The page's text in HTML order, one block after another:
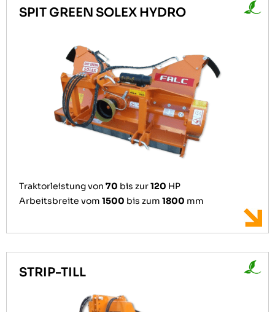
SPIT GREEN SOLEX HYDRO
Traktorleistung von 70 bis zur120 HP
Arbeitsbreite vom 1500 bis zum 1800 mm
STRIP-TILL